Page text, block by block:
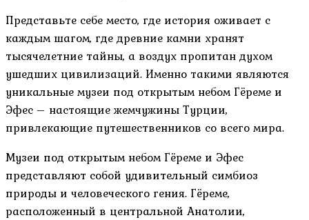
Представьте себе место, где история оживает с
каждым шагом, где древние камни хранят
тысячелетние тайны, а воздух пропитан духом
ушедших цивилизаций. Именно такими являются
уникальные музеи под открытым небом Гёреме и
Эфес – настоящие жемчужины Турции,
привлекающие путешественников со всего мира.
Музеи под открытым небом Гёреме и Эфес
представляют собой удивительный симбиоз
природы и человеческого гения. Гёреме,
расположенный в центральной Анатолии,